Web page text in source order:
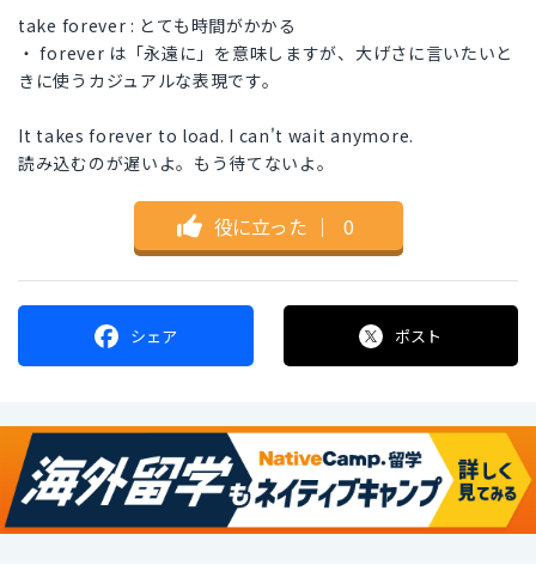
take forever : とても時間がかかる
・ forever は「永遠に」を意味しますが、大げさに言いたいと
きに使うカジュアルな表現です。
It takes forever to load. I can't wait anymore.
読み込むのが遅いよ。もう待てないよ。
役に立った ｜ 0
シェア ポスト